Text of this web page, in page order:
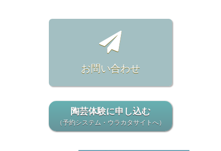
お問い合わせ
陶芸体験に申し込む
（予約システム・ウラカタサイトへ）